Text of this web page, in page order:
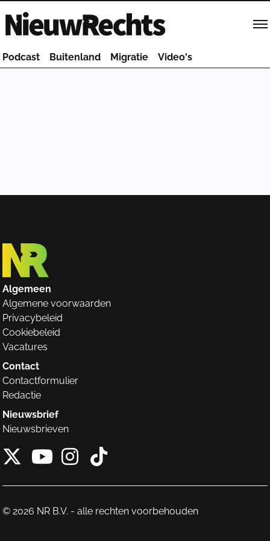
Homepage van NieuwRechts
Podcast Buitenland Migratie Video's
Algemeen
Algemene voorwaarden
Privacybeleid
Cookiebeleid
Vacatures
Contact
Contactformulier
Redactie
Nieuwsbrief
Nieuwsbrieven
X van NieuwRechts
Instagram van
Tiktok van
© 2026 NR B.V. - alle rechten voorbehouden